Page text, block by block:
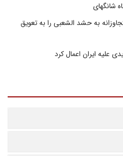
شانگهای
به حشد الشعبی را به تعویق
علیه ایران اعمال کرد